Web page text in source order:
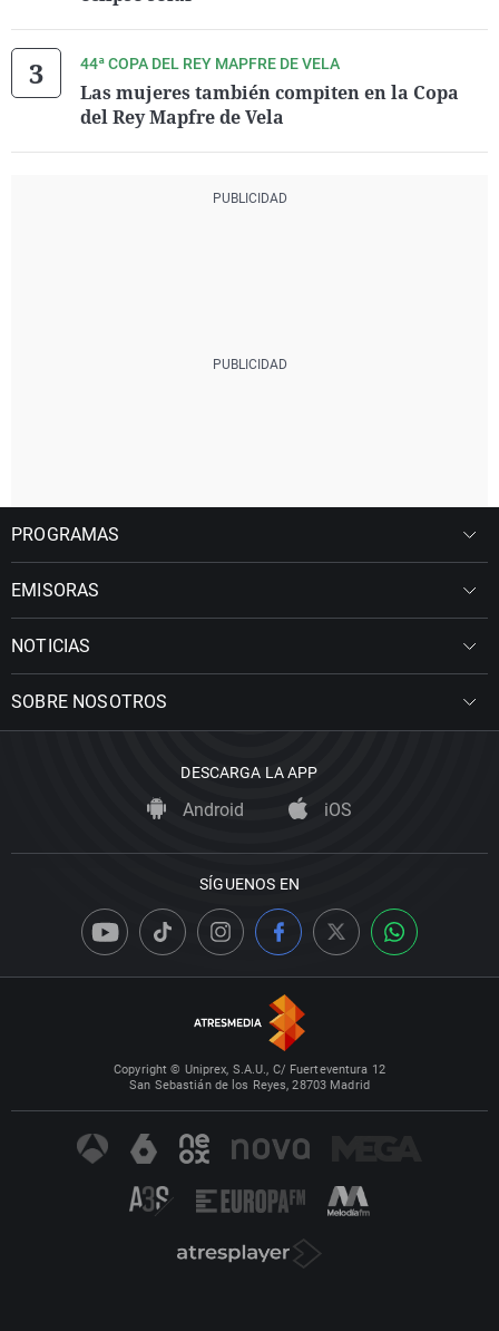
44ª COPA DEL REY MAPFRE DE VELA
Las mujeres también compiten en la Copa
del Rey Mapfre de Vela
PROGRAMAS
EMISORAS
NOTICIAS
SOBRE NOSOTROS
DESCARGA LA APP
Android iOS
SÍGUENOS EN
Copyright © Uniprex, S.A.U., C/ Fuerteventura 12
San Sebastián de los Reyes, 28703 Madrid